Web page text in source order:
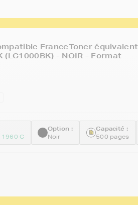
FranceToner
(LC1000BK) - NOIR - Format
1960 C
Option :
Noir
Capacité :
500 pages